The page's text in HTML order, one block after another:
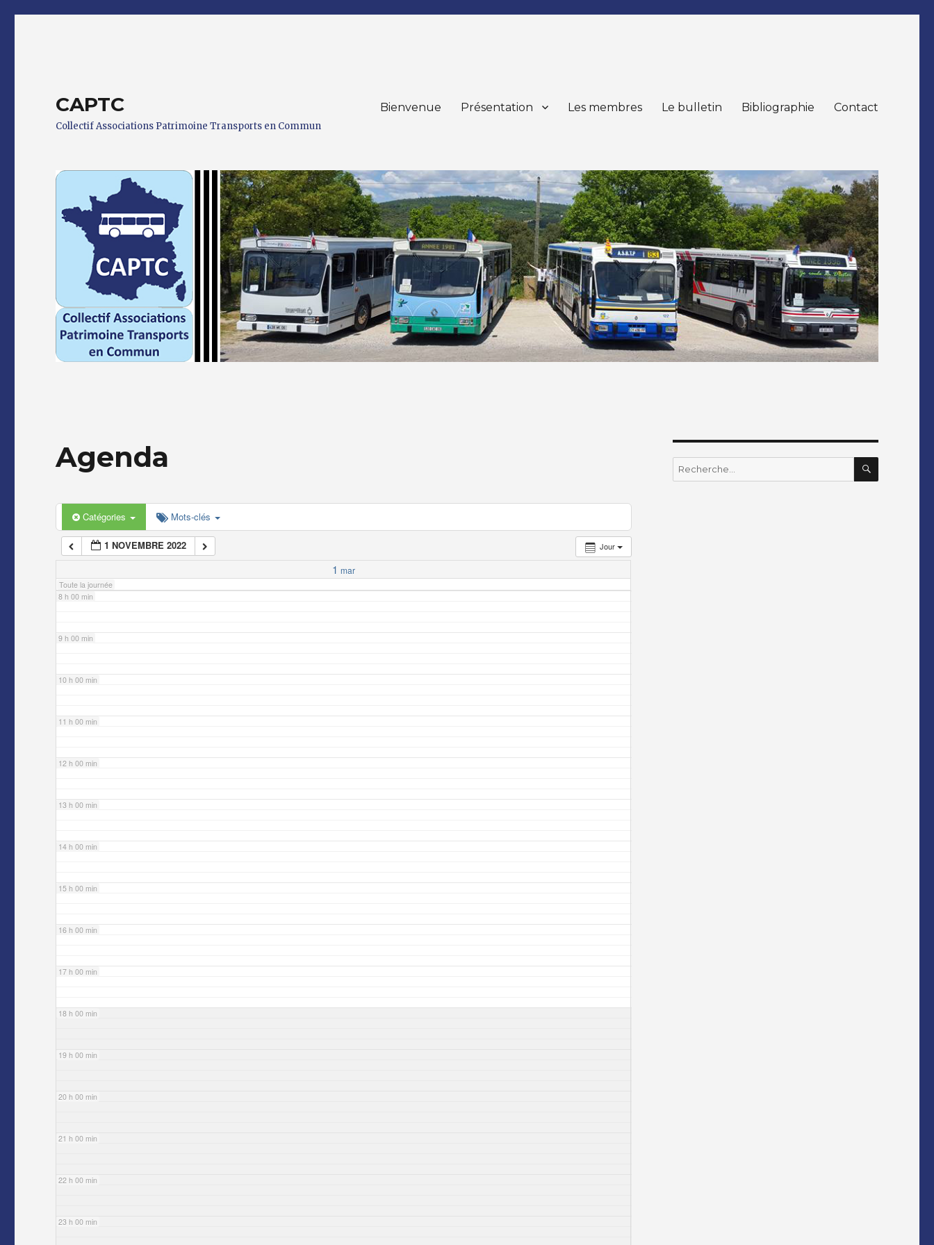
CAPTC
Collectif Associations Patrimoine Transports en Commun
Bienvenue Présentation Les membres Le bulletin Bibliographie Contact
Agenda
Catégories Mots-clés
Jour
1 NOVEMBRE 2022
1 mar
Toute la journée
0 h 00 min
1 h 00 min
2 h 00 min
5 h 00 min
6 h 00 min
7 h 00 min
8 h 00 min
9 h 00 min
10 h 00 min
11 h 00 min
12 h 00 min
13 h 00 min
14 h 00 min
15 h 00 min
16 h 00 min
17 h 00 min
18 h 00 min
19 h 00 min
20 h 00 min
21 h 00 min
22 h 00 min
23 h 00 min
Recherche
pour